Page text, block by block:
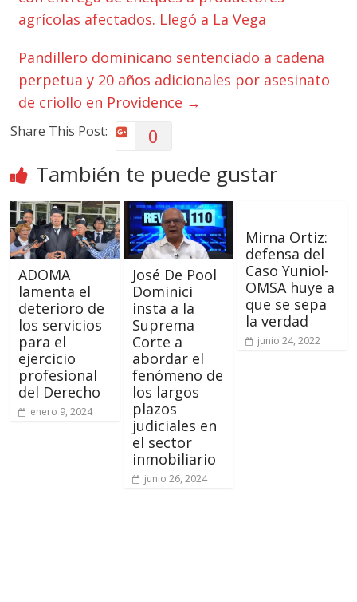
agrícolas afectados. Llegó a La Vega
Pandillero dominicano sentenciado a cadena
perpetua y 20 años adicionales por asesinato
de criollo en Providence →
Share This Post: 0
También te puede gustar
ADOMA
lamenta el
deterioro de
los servicios
para el
ejercicio
profesional
del Derecho
enero 9, 2024
José De Pool
Dominici
insta a la
Suprema
Corte a
abordar el
fenómeno de
los largos
plazos
judiciales en
el sector
inmobiliario
junio 26, 2024
Mirna Ortiz:
defensa del
Caso Yuniol-
OMSA huye a
que se sepa
la verdad
junio 24, 2022